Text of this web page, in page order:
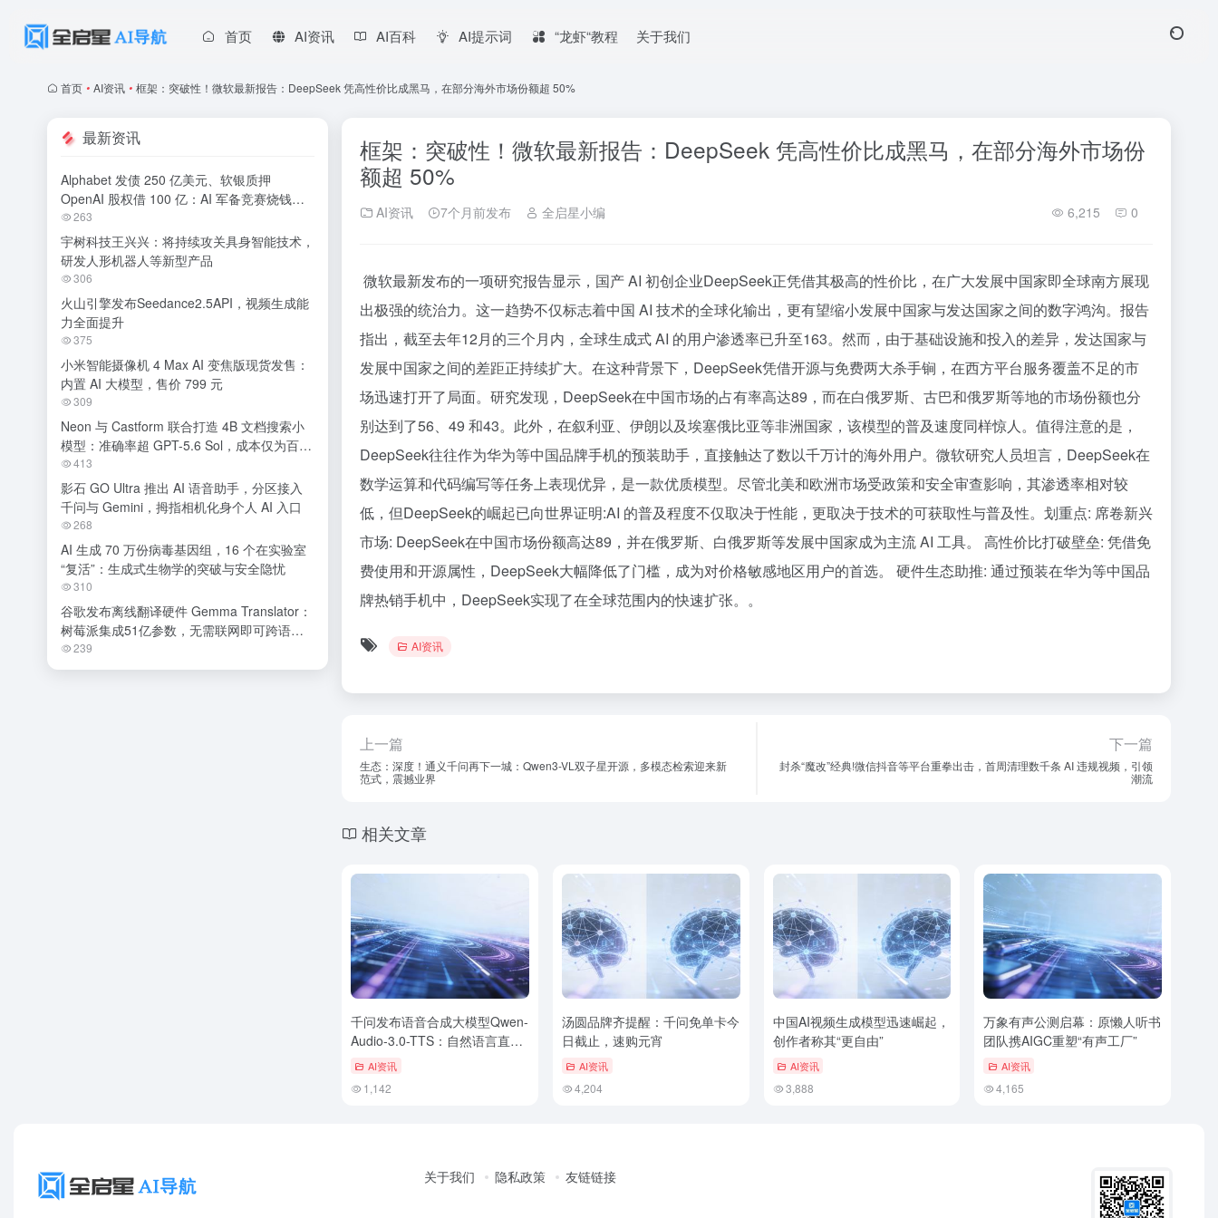
首页 AI资讯 AI百科 AI提示词 “龙虾“教程 关于我们
首页 • AI资讯 • 框架：突破性！微软最新报告：DeepSeek 凭高性价比成黑马，在部分海外市场份额超 50%
框架：突破性！微软最新报告：DeepSeek 凭高性价比成黑马，在部分海外市场份
额超 50%
AI资讯 7个月前发布 全启星小编 6,215 0
微软最新发布的一项研究报告显示，国产 AI 初创企业DeepSeek正凭借其极高的性价比，在广大发展中国家即全球南方展现
出极强的统治力。这一趋势不仅标志着中国 AI 技术的全球化输出，更有望缩小发展中国家与发达国家之间的数字鸿沟。报告
指出，截至去年12月的三个月内，全球生成式 AI 的用户渗透率已升至163。然而，由于基础设施和投入的差异，发达国家与
发展中国家之间的差距正持续扩大。在这种背景下，DeepSeek凭借开源与免费两大杀手锏，在西方平台服务覆盖不足的市
场迅速打开了局面。研究发现，DeepSeek在中国市场的占有率高达89，而在白俄罗斯、古巴和俄罗斯等地的市场份额也分
别达到了56、49 和43。此外，在叙利亚、伊朗以及埃塞俄比亚等非洲国家，该模型的普及速度同样惊人。值得注意的是，
DeepSeek往往作为华为等中国品牌手机的预装助手，直接触达了数以千万计的海外用户。微软研究人员坦言，DeepSeek在
数学运算和代码编写等任务上表现优异，是一款优质模型。尽管北美和欧洲市场受政策和安全审查影响，其渗透率相对较
低，但DeepSeek的崛起已向世界证明:AI 的普及程度不仅取决于性能，更取决于技术的可获取性与普及性。划重点: 席卷新兴
市场: DeepSeek在中国市场份额高达89，并在俄罗斯、白俄罗斯等发展中国家成为主流 AI 工具。 高性价比打破壁垒: 凭借免
费使用和开源属性，DeepSeek大幅降低了门槛，成为对价格敏感地区用户的首选。 硬件生态助推: 通过预装在华为等中国品
牌热销手机中，DeepSeek实现了在全球范围内的快速扩张。。
AI资讯
上一篇
生态：深度！通义千问再下一城：Qwen3-VL双子星开源，多模态检索迎来新
范式，震撼业界
下一篇
​封杀“魔改”经典!微信抖音等平台重拳出击，首周清理数千条 AI 违规视频，引领
潮流
相关文章
千问发布语音合成大模型Qwen-
Audio-3.0-TTS：自然语言直
控，实时版首包延迟降至300毫
AI资讯
1,142
汤圆品牌齐提醒：千问免单卡今
日截止，速购元宵
AI资讯
4,204
中国AI视频生成模型迅速崛起，
创作者称其“更自由”
AI资讯
3,888
万象有声公测启幕：原懒人听书
团队携AIGC重塑“有声工厂”
AI资讯
4,165
最新资讯
Alphabet 发债 250 亿美元、软银质押
OpenAI 股权借 100 亿：AI 军备竞赛烧钱无
休止
263
宇树科技王兴兴：将持续攻关具身智能技术，
研发人形机器人等新型产品
306
火山引擎发布Seedance2.5API，视频生成能
力全面提升
375
小米智能摄像机 4 Max AI 变焦版现货发售：
内置 AI 大模型，售价 799 元
309
Neon 与 Castform 联合打造 4B 文档搜索小
模型：准确率超 GPT-5.6 Sol，成本仅为百分
之一413
影石 GO Ultra 推出 AI 语音助手，分区接入
千问与 Gemini，拇指相机化身个人 AI 入口
268
AI 生成 70 万份病毒基因组，16 个在实验室
“复活”：生成式生物学的突破与安全隐忧
310
谷歌发布离线翻译硬件 Gemma Translator：
树莓派集成51亿参数，无需联网即可跨语种
交流
239
关于我们 隐私政策 友链链接